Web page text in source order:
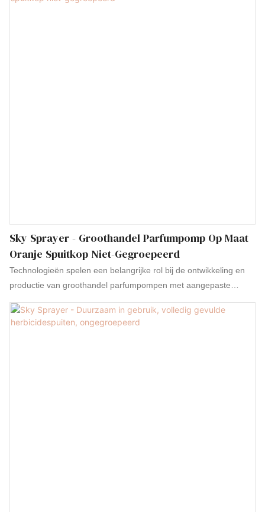
vakgebied (of de vakgebieden) van sproeiers.
Sky Sprayer - Groothandel Parfumpomp Op Maat
Oranje Spuitkop Niet-Gegroepeerd
Technologieën spelen een belangrijke rol bij de ontwikkeling en
productie van groothandel parfumpompen met aangepaste
uitstekend en heeft het een grote populariteit gekregen.